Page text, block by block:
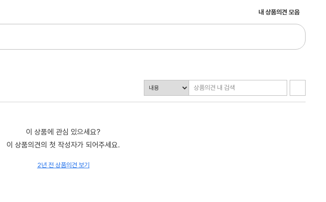
내 상품의견 모음
이 상품에 관심 있으세요?
이 상품의견의 첫 작성자가 되어주세요.
2년 전 상품의견 보기